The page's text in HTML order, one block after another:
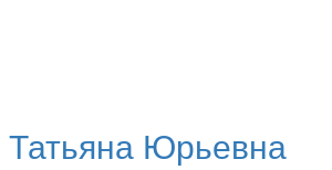
Татьяна Юрьевна